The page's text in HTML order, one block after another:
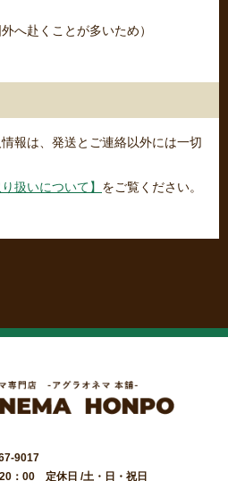
へ赴くことが多いため）
報は、発送とご連絡以外には一切
扱いについて】 をご覧ください。
9017
：00 定休日 /土・日・祝日